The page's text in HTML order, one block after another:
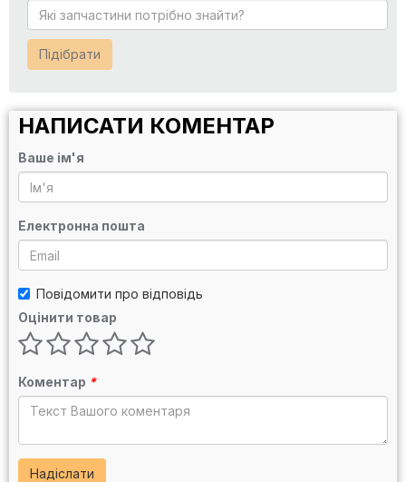
Підібрати
НАПИСАТИ КОМЕНТАР
Ваше ім'я
Електронна пошта
Повідомити про відповідь
Оцінити товар
Коментар *
Надіслати